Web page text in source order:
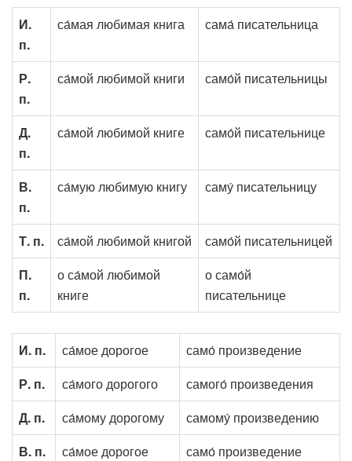
И.
п.
са́мая любимая книга сама́ писательница
Р.
п.
са́мой любимой книги само́й писательницы
Д.
п.
са́мой любимой книге само́й писательнице
В.
п.
са́мую любимую книгу саму́ писательницу
Т. п. са́мой любимой книгой
само́й писательницей
П.
п.
о са́мой любимой
книге
о само́й
писательнице
И. п. са́мое дорогое
само́ произведение
Р. п.
са́мого дорогого
самого́ произведения
Д. п.
са́мому дорогому
самому́ произведению
В. п.
са́мое дорогое
само́ произведение